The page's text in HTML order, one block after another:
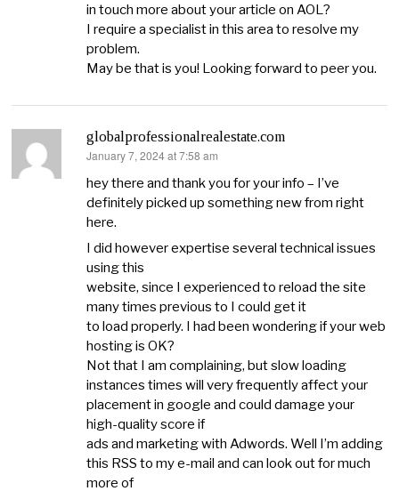
in touch more about your article on AOL?
I require a specialist in this area to resolve my
problem.
May be that is you! Looking forward to peer you.
globalprofessionalrealestate.com
says:
January 7, 2024 at 7:58 am
hey there and thank you for your info – I’ve
definitely picked up something new from right
here.
I did however expertise several technical issues
using this
website, since I experienced to reload the site
many times previous to I could get it
to load properly. I had been wondering if your web
hosting is OK?
Not that I am complaining, but slow loading
instances times will very frequently affect your
placement in google and could damage your
high-quality score if
ads and marketing with Adwords. Well I’m adding
this RSS to my e-mail and can look out for much
more of